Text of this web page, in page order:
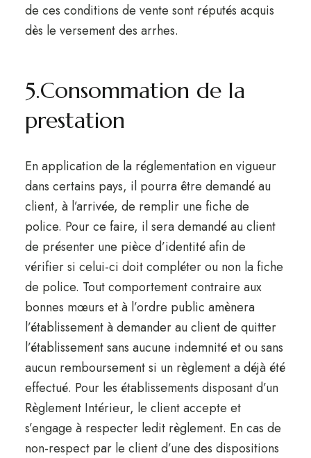
de ces conditions de vente sont réputés acquis
dès le versement des arrhes.
5.Consommation de la
prestation
En application de la réglementation en vigueur
dans certains pays, il pourra être demandé au
client, à l’arrivée, de remplir une fiche de
police. Pour ce faire, il sera demandé au client
de présenter une pièce d’identité afin de
vérifier si celui-ci doit compléter ou non la fiche
de police. Tout comportement contraire aux
bonnes mœurs et à l’ordre public amènera
l’établissement à demander au client de quitter
l’établissement sans aucune indemnité et ou sans
aucun remboursement si un règlement a déjà été
effectué. Pour les établissements disposant d’un
Règlement Intérieur, le client accepte et
s’engage à respecter ledit règlement. En cas de
non-respect par le client d’une des dispositions